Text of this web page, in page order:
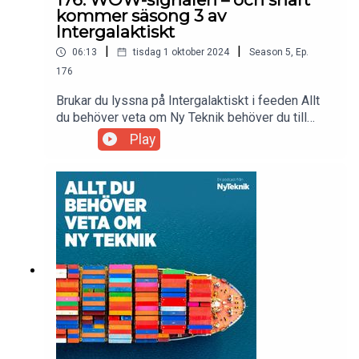
kommer säsong 3 av
Intergalaktiskt
06:13 tisdag 1 oktober 2024 Season 5, Ep.
176
Brukar du lyssna på Intergalaktiskt i feeden Allt
du behöver veta om Ny Teknik behöver du till
säsong 3 också prenumerera på Intergalaktiskt i
din poddapp. Dessa avsnitt kommer alltså
framöver inte att publiceras i den här
feeden.Alert! Intergalaktiskt är snart tillbaka med
en ny säsong.Just nu sitter Viktor Krylmark och
Bill Burrau djupt försjunkna i planeringen av nästa
säsong av Intergalaktiskt – podden som tar
rymdnörderi till... eh nya galaxer. Förlåt.I det här
korta avsnittet pratar duon om WOW-signalen och
det stora örat.
Play